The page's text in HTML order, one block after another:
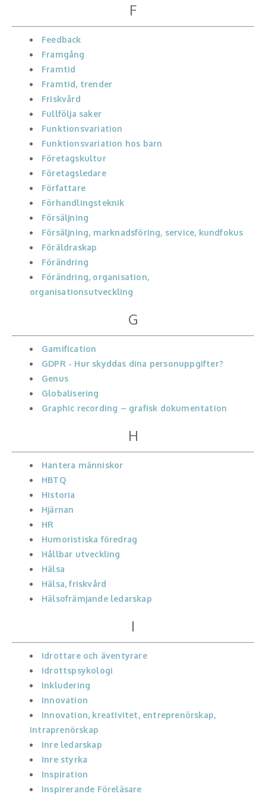
F
Feedback
Framgång
Framtid
Framtid, trender
Friskvård
Fullfölja saker
Funktionsvariation
Funktionsvariation hos barn
Företagskultur
Företagsledare
Författare
Förhandlingsteknik
Försäljning
Försäljning, marknadsföring, service, kundfokus
Föräldraskap
Förändring
Förändring, organisation,
organisationsutveckling
G
Gamification
GDPR - Hur skyddas dina personuppgifter?
Genus
Globalisering
Graphic recording – grafisk dokumentation
H
Hantera människor
HBTQ
Historia
Hjärnan
HR
Humoristiska föredrag
Hållbar utveckling
Hälsa
Hälsa, friskvård
Hälsofrämjande ledarskap
I
Idrottare och äventyrare
Idrottspsykologi
Inkludering
Innovation
Innovation, kreativitet, entreprenörskap,
intraprenörskap
Inre ledarskap
Inre styrka
Inspiration
Inspirerande Föreläsare